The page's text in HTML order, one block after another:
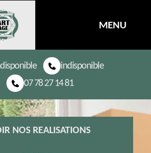
MENU
indisponible
07 78 27 14 81
NOS REALISATIONS